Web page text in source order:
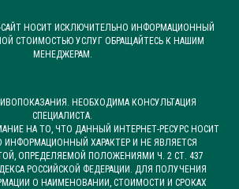
НОСИТ ИСКЛЮЧИТЕЛЬНО ИНФОРМАЦИОННЫЙ
СТОИМОСТЬЮ УСЛУГ ОБРАЩАЙТЕСЬ К НАШИМ
МЕНЕДЖЕРАМ.
НЕОБХОДИМА КОНСУЛЬТАЦИЯ
СПЕЦИАЛИСТА.
НА ТО, ЧТО ДАННЫЙ ИНТЕРНЕТ-РЕСУРС НОСИТ
ИНФОРМАЦИОННЫЙ ХАРАКТЕР И НЕ ЯВЛЯЕТСЯ
ОПРЕДЕЛЯЕМОЙ ПОЛОЖЕНИЯМИ Ч. 2 СТ. 437
РОССИЙСКОЙ ФЕДЕРАЦИИ. ДЛЯ ПОЛУЧЕНИЯ
О НАИМЕНОВАНИИ, СТОИМОСТИ И СРОКАХ